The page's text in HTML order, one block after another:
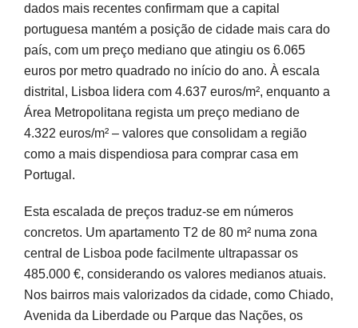
dados mais recentes confirmam que a capital
portuguesa mantém a posição de cidade mais cara do
país, com um preço mediano que atingiu os 6.065
euros por metro quadrado no início do ano. À escala
distrital, Lisboa lidera com 4.637 euros/m², enquanto a
Área Metropolitana regista um preço mediano de
4.322 euros/m² – valores que consolidam a região
como a mais dispendiosa para comprar casa em
Portugal.
Esta escalada de preços traduz-se em números
concretos. Um apartamento T2 de 80 m² numa zona
central de Lisboa pode facilmente ultrapassar os
485.000 €, considerando os valores medianos atuais.
Nos bairros mais valorizados da cidade, como Chiado,
Avenida da Liberdade ou Parque das Nações, os